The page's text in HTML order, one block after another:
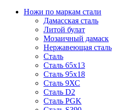
Ножи по маркам стали
Дамасская сталь
Литой булат
Мозаичный дамаск
Нержавеющая сталь
Сталь
Сталь 65х13
Сталь 95х18
Сталь 9ХС
Сталь D2
Сталь PGK